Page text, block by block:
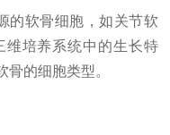
的软骨细胞，如关节软
维培养系统中的生长特
的细胞类型。